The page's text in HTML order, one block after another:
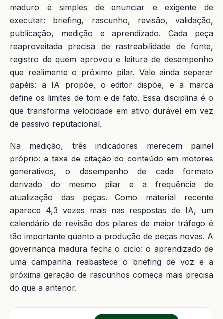
maduro é simples de enunciar e exigente de
executar: briefing, rascunho, revisão, validação,
publicação, medição e aprendizado. Cada peça
reaproveitada precisa de rastreabilidade de fonte,
registro de quem aprovou e leitura de desempenho
que realimente o próximo pilar. Vale ainda separar
papéis: a IA propõe, o editor dispõe, e a marca
define os limites de tom e de fato. Essa disciplina é o
que transforma velocidade em ativo durável em vez
de passivo reputacional.
Na medição, três indicadores merecem painel
próprio: a taxa de citação do conteúdo em motores
generativos, o desempenho de cada formato
derivado do mesmo pilar e a frequência de
atualização das peças. Como material recente
aparece 4,3 vezes mais nas respostas de IA, um
calendário de revisão dos pilares de maior tráfego é
tão importante quanto a produção de peças novas. A
governança madura fecha o ciclo: o aprendizado de
uma campanha reabastece o briefing de voz e a
próxima geração de rascunhos começa mais precisa
do que a anterior.